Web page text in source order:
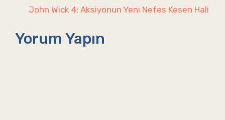
John Wick 4: Aksiyonun Yeni Nefes Kesen Hali
Yorum Yapın